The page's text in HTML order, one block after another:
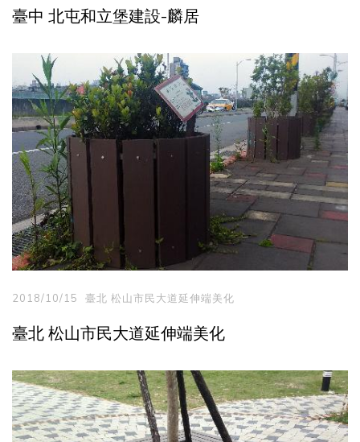
臺中 北屯和立堡建設-麟居
2018/10/15 臺北 松山市民大道延伸端美化
臺北 松山市民大道延伸端美化